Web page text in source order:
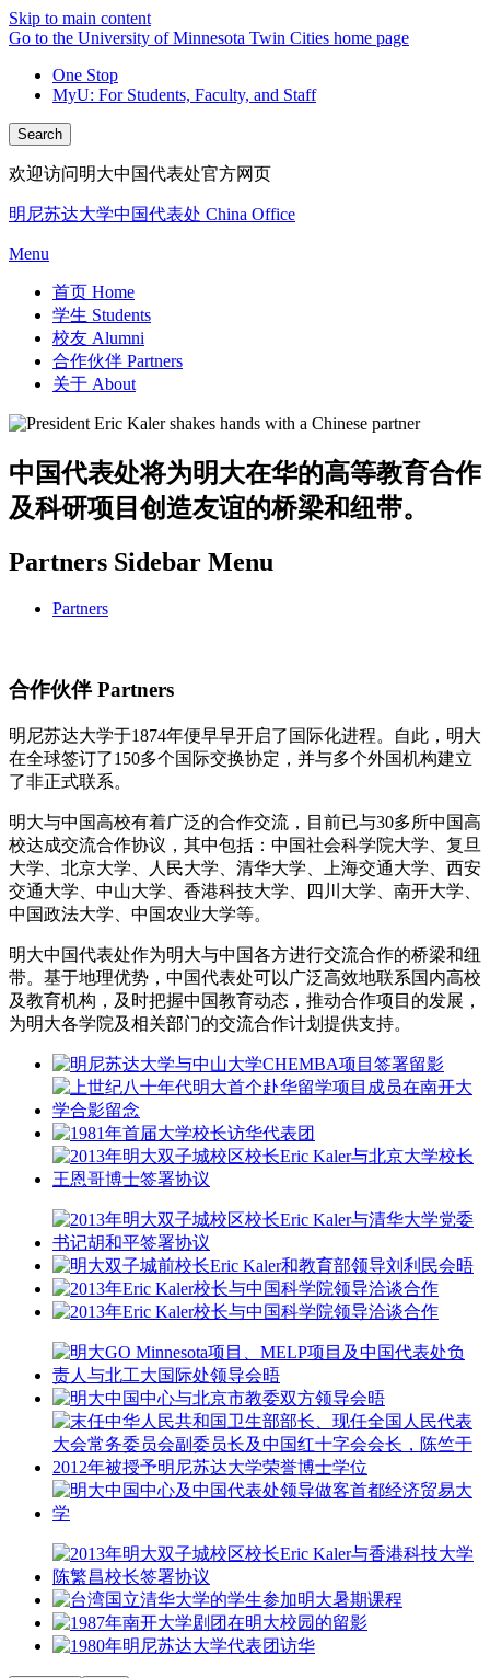
Skip to main content
Go to the University of Minnesota Twin Cities home page
One Stop
MyU: For Students, Faculty, and Staff
Search
欢迎访问明大中国代表处官方网页
明尼苏达大学中国代表处 China Office
Menu
首页 Home
学生 Students
校友 Alumni
合作伙伴 Partners
关于 About
中国代表处将为明大在华的高等教育合作
及科研项目创造友谊的桥梁和纽带。
Partners Sidebar Menu
Partners
合作伙伴 Partners
明尼苏达大学于1874年便早早开启了国际化进程。自此，明大
在全球签订了150多个国际交换协定，并与多个外国机构建立
了非正式联系。
明大与中国高校有着广泛的合作交流，目前已与30多所中国高
校达成交流合作协议，其中包括：中国社会科学院大学、复旦
大学、北京大学、人民大学、清华大学、上海交通大学、西安
交通大学、中山大学、香港科技大学、四川大学、南开大学、
中国政法大学、中国农业大学等。​
明大中国代表处作为明大与中国各方进行交流合作的桥梁和纽
带。基于地理优势，中国代表处可以广泛高效地联系国内高校
及教育机构，及时把握中国教育动态，推动合作项目的发展，
为明大各学院及相关部门的交流合作计划提供支持。